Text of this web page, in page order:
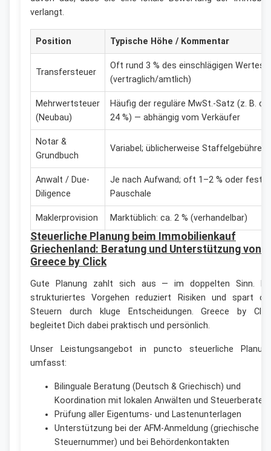
verlangt.
Position Typische Höhe / Kommentar
Transfersteuer
Oft rund 3 % des einschlägigen Wertes
(vertraglich/amtlich)
Mehrwertsteuer
(Neubau)
Häufig der reguläre MwSt.-Satz (z. B. ca.
24 %) — abhängig vom Verkäufer
Notar &
Grundbuch
Variabel; üblicherweise Staffelgebühren
Anwalt / Due-
Diligence
Je nach Aufwand; oft 1–2 % oder feste
Pauschale
Maklerprovision Marktüblich: ca. 2 % (verhandelbar)
Steuerliche Planung beim Immobilienkauf
Griechenland: Beratung und Unterstützung von
Greece by Click
Gute Planung zahlt sich aus — im doppelten Sinn.
strukturiertes Vorgehen reduziert Risiken und spart
Steuern durch kluge Entscheidungen. Greece by
begleitet Dich dabei praktisch und persönlich.
Unser Leistungsangebot in puncto steuerliche
umfasst:
Bilinguale Beratung (Deutsch & Griechisch) und
Koordination mit lokalen Anwälten und Steuerberatern
Prüfung aller Eigentums- und Lastenunterlagen
Unterstützung bei der AFM-Anmeldung (griechische
Steuernummer) und bei Behördenkontakten